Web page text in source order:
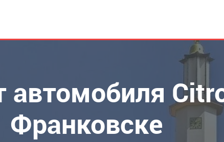
автомобиля
Франковске